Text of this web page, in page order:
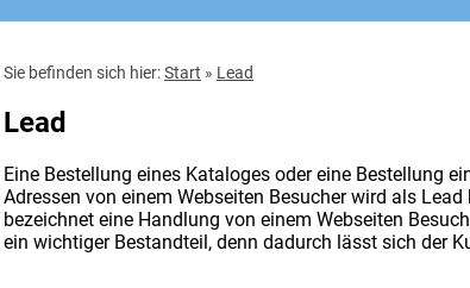
Sie befinden sich hier:Start » Lead
Lead
Eine Bestellung eines Kataloges oder eine Bestellung
Adressen von einem Webseiten Besucher wird als
bezeichnet eine Handlung von einem Webseiten
ein wichtiger Bestandteil, denn dadurch lässt sich der